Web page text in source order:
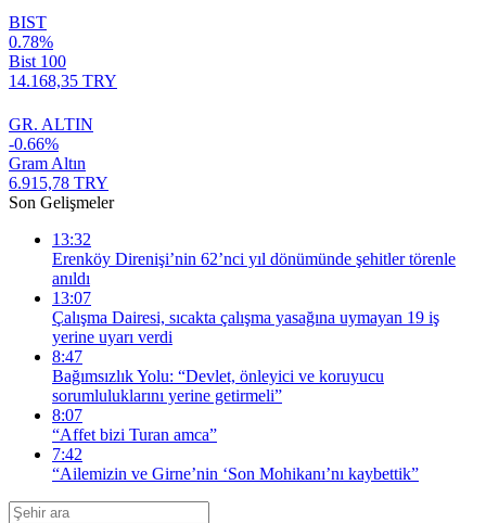
BIST
0.78%
Bist 100
14.168,35 TRY
GR. ALTIN
-0.66%
Gram Altın
6.915,78 TRY
Son Gelişmeler
13:32
Erenköy Direnişi’nin 62’nci yıl dönümünde şehitler törenle
anıldı
13:07
Çalışma Dairesi, sıcakta çalışma yasağına uymayan 19 iş
yerine uyarı verdi
8:47
Bağımsızlık Yolu: “Devlet, önleyici ve koruyucu
sorumluluklarını yerine getirmeli”
8:07
“Affet bizi Turan amca”
7:42
“Ailemizin ve Girne’nin ‘Son Mohikanı’nı kaybettik”